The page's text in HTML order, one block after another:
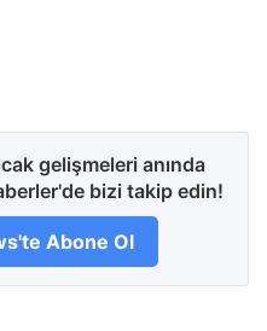
gelişmeleri anında
bizi takip edin!
Abone Ol